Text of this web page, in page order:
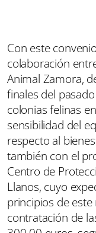
Con este
colaboración
Animal Zamora,
finales del
colonias felinas
sensibilidad del
respecto al
también con el
Centro de
Llanos, cuyo
principios de
contratación de